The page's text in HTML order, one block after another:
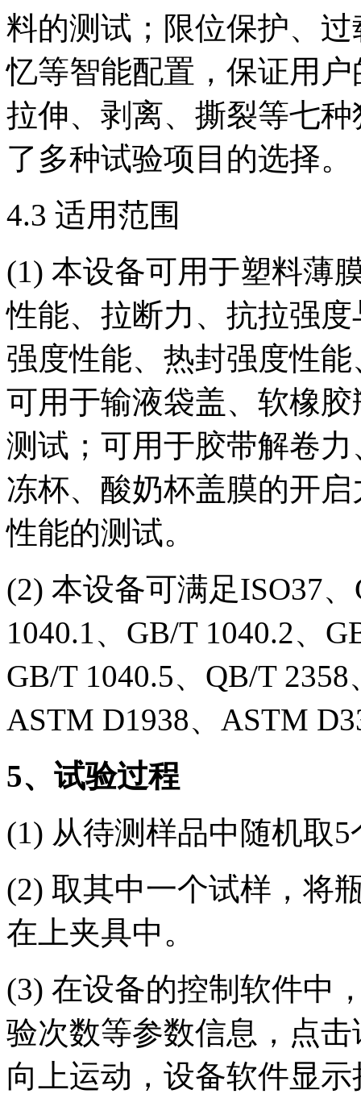
料的测试；限位保护、
忆等智能配置，保证用
拉伸、剥离、撕裂等七
了多种试验项目的选择。
4.3 适用范围
(1) 本设备可用于塑料薄
性能、拉断力、抗拉强
强度性能、热封强度性
可用于输液袋盖、软橡
测试；可用于胶带解卷
冻杯、酸奶杯盖膜的开
性能的测试。
(2) 本设备可满足ISO37
1040.1、GB/T 1040.2、
GB/T 1040.5、QB/T
ASTM D1938、ASTM
5、试验过程
(1) 从待测样品中随机取
(2) 取其中一个试样，将
在上夹具中。
(3) 在设备的控制软件中
验次数等参数信息，点
向上运动，设备软件显